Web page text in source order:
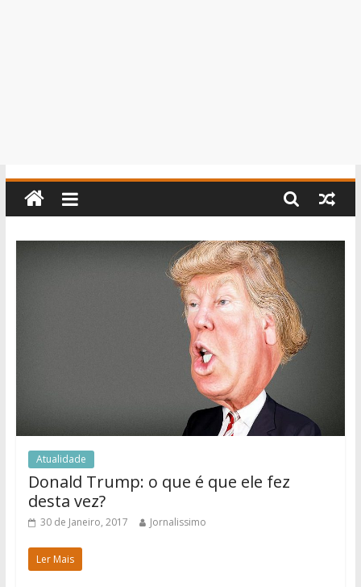
Atualidade
Donald Trump: o que é que ele fez
desta vez?
30 de Janeiro, 2017 Jornalissimo
Ler Mais